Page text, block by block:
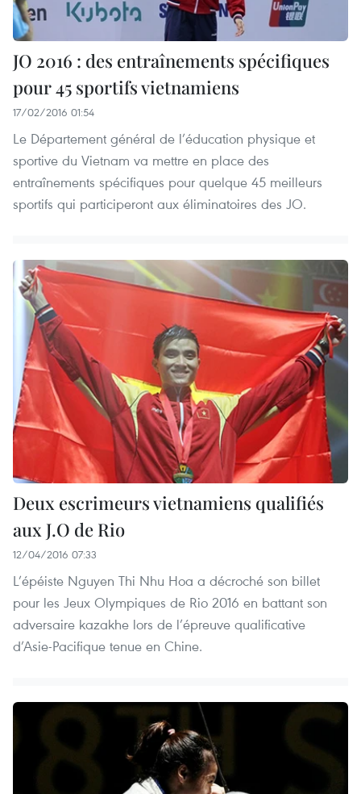
JO 2016 : des entraînements spécifiques
pour 45 sportifs vietnamiens
17/02/2016 01:54
Le Département général de l’éducation physique et
sportive du Vietnam va mettre en place des
entraînements spécifiques pour quelque 45 meilleurs
sportifs qui participeront aux éliminatoires des JO.
Deux escrimeurs vietnamiens qualifiés
aux J.O de Rio
12/04/2016 07:33
L’épéiste Nguyen Thi Nhu Hoa a décroché son billet
pour les Jeux Olympiques de Rio 2016 en battant son
adversaire kazakhe lors de l’épreuve qualificative
d’Asie-Pacifique tenue en Chine.